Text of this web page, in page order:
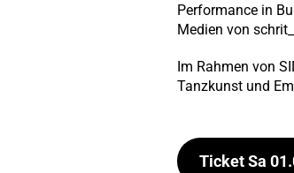
Performance in
Medien von
Im Rahmen von
Tanzkunst und
Ticket Sa